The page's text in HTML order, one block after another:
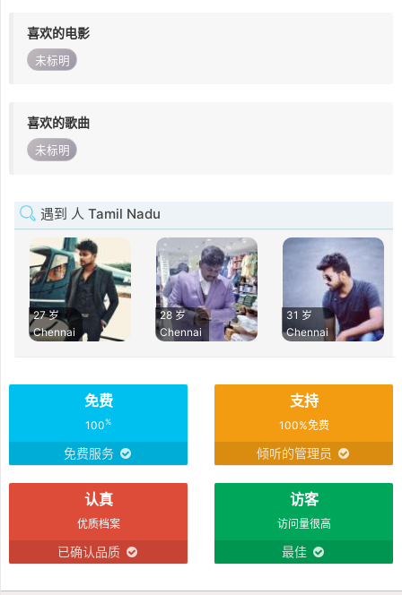
喜欢的电影
未标明
喜欢的歌曲
未标明
遇到 人 Tamil Nadu
27 岁
Chennai
28 岁
Chennai
31 岁
Chennai
免费
100%
免费服务
支持
100%免费
倾听的管理员
认真
优质档案
已确认品质
访客
访问量很高
最佳